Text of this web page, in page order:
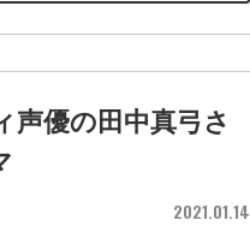
声優の田中真弓さ
2021.01.14